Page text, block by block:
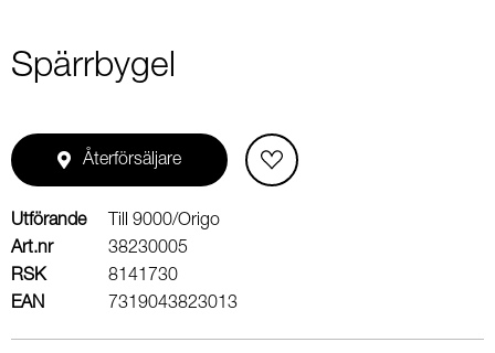
Spärrbygel
Återförsäljare
Utförande
Till 9000/Origo
Art.nr
38230005
RSK
8141730
EAN
7319043823013